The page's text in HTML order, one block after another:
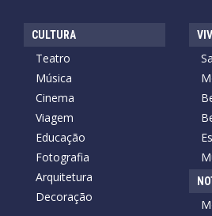
CULTURA
Teatro
Música
Cinema
Viagem
Educação
Fotografia
Arquitetura
Decoração